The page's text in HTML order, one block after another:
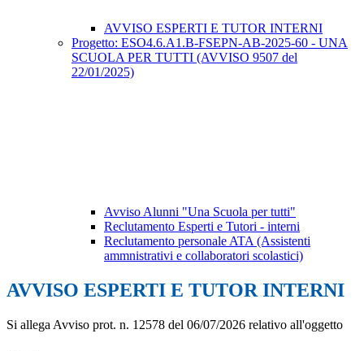
AVVISO ESPERTI E TUTOR INTERNI
Progetto: ESO4.6.A1.B-FSEPN-AB-2025-60 - UNA
SCUOLA PER TUTTI (AVVISO 9507 del
22/01/2025)
Avviso Alunni "Una Scuola per tutti"
Reclutamento Esperti e Tutori - interni
Reclutamento personale ATA (Assistenti
ammnistrativi e collaboratori scolastici)
AVVISO ESPERTI E TUTOR INTERNI
Si allega Avviso prot. n. 12578 del 06/07/2026 relativo all'oggetto